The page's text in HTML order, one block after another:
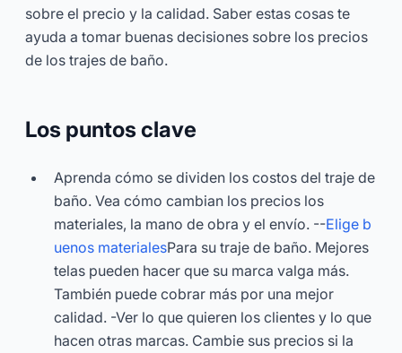
sobre el precio y la calidad. Saber estas cosas te
ayuda a tomar buenas decisiones sobre los precios
de los trajes de baño.
Los puntos clave
Aprenda cómo se dividen los costos del traje de
baño. Vea cómo cambian los precios los
materiales, la mano de obra y el envío. --Elige b
uenos materialesPara su traje de baño. Mejores
telas pueden hacer que su marca valga más.
También puede cobrar más por una mejor
calidad. -Ver lo que quieren los clientes y lo que
hacen otras marcas. Cambie sus precios si la